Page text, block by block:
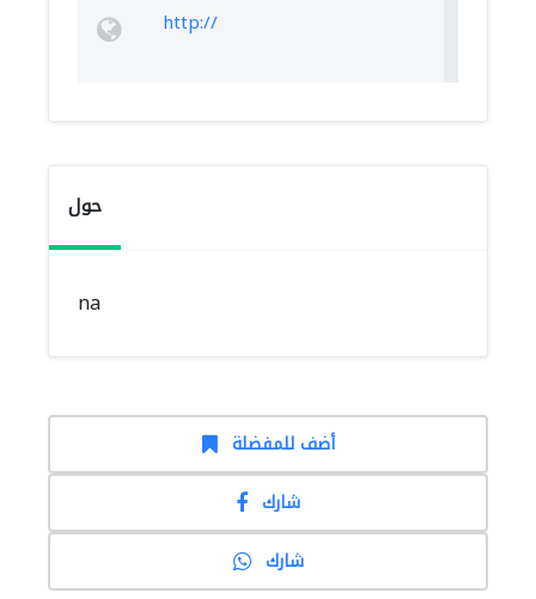
http://
حول
na
أضف للمفضلة
شارك
شارك